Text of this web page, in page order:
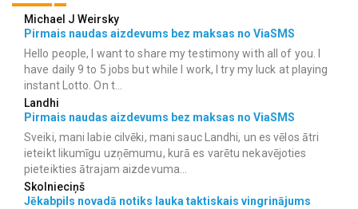
Michael J Weirsky
Pirmais naudas aizdevums bez maksas no ViaSMS
Hello people, I want to share my testimony with all of you. I
have daily 9 to 5 jobs but while I work, I try my luck at playing
instant Lotto. On t...
Landhi
Pirmais naudas aizdevums bez maksas no ViaSMS
Sveiki, mani labie cilvēki, mani sauc Landhi, un es vēlos ātri
ieteikt likumīgu uzņēmumu, kurā es varētu nekavējoties
pieteikties ātrajam aizdevuma...
Skolnieciņš
Jēkabpils novadā notiks lauka taktiskais vingrinājums